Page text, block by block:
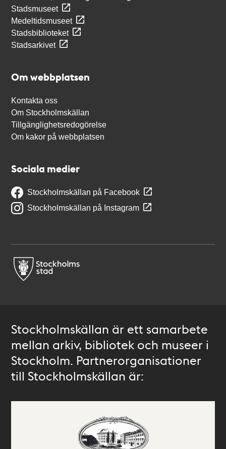
Stadsmuseet
Medeltidsmuseet
Stadsbiblioteket
Stadsarkivet
Om webbplatsen
Kontakta oss
Om Stockholmskällan
Tillgänglighetsredogörelse
Om kakor på webbplatsen
Sociala medier
Stockholmskällan på Facebook
Stockholmskällan på Instagram
Stockholmskällan är ett samarbete
mellan arkiv, bibliotek och museer i
Stockholm. Partnerorganisationer
till Stockholmskällan är: